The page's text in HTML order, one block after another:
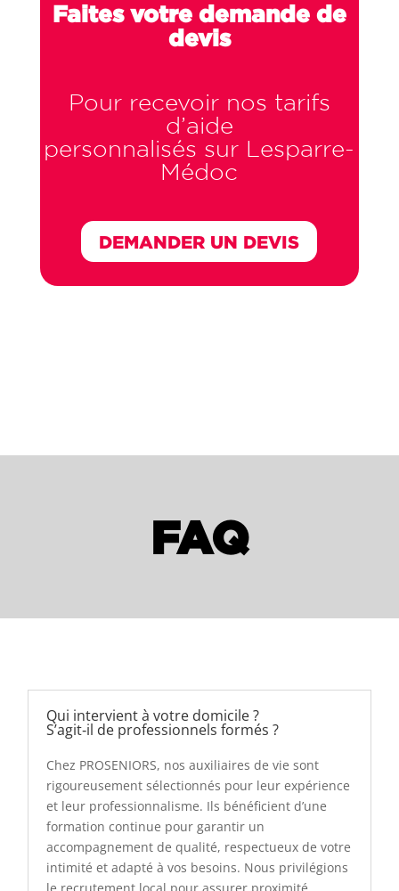
Faites votre demande de
devis
Pour recevoir nos tarifs
d’aide
personnalisés sur Lesparre-
Médoc
DEMANDER UN DEVIS
FAQ
Qui intervient à votre domicile ?
S’agit‑il de professionnels formés ?
Chez PROSENIORS, nos auxiliaires de vie sont
rigoureusement sélectionnés pour leur expérience
et leur professionnalisme. Ils bénéficient d’une
formation continue pour garantir un
accompagnement de qualité, respectueux de votre
intimité et adapté à vos besoins. Nous privilégions